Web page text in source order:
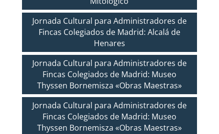
Jornada Cultural para Administradores de
Fincas Colegiados de Madrid: Alcalá de
Henares
Jornada Cultural para Administradores de
Fincas Colegiados de Madrid: Museo
Thyssen Bornemisza «Obras Maestras»
Jornada Cultural para Administradores de
Fincas Colegiados de Madrid: Museo
Thyssen Bornemisza «Obras Maestras»